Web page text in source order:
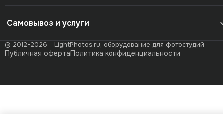
Самовывоз и услуги
© 2012-2026 - LightPhotos.ru, оборудование для фотостудий
Публичная офертаПолитика конфиденциальности